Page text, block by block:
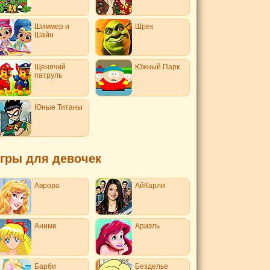
Шиммер и
Шайн
Шрек
Щенячий
патруль
Южный Парк
Юные Титаны
для девочек
Аврора АйКарли
Аниме Ариэль
Барби Безделье